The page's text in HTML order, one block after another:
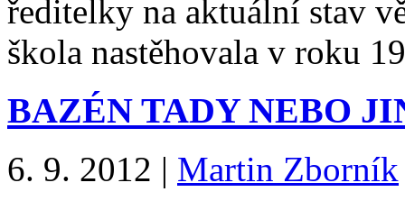
ředitelky na aktuální stav
škola nastěhovala v roku
BAZÉN TADY NEBO
6. 9. 2012 | Martin Zborník